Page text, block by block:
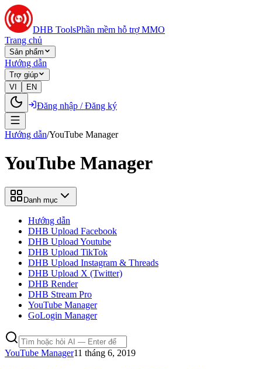
DHB ToolsPhần mềm hỗ trợ MMO
Trang chủ
Sản phẩm
Hướng dẫn
Trợ giúp
VI
EN
Đăng nhập / Đăng ký
Hướng dẫn/YouTube Manager
YouTube Manager
Danh mục
Hướng dẫn
DHB Upload Facebook
DHB Upload Youtube
DHB Upload TikTok
DHB Upload Instagram & Threads
DHB Upload X (Twitter)
DHB Render
DHB Stream Pro
YouTube Manager
GoLogin Manager
YouTube Manager11 tháng 6, 2019